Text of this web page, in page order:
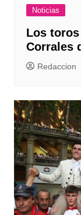
Noticias
Los
Corrales
Redaccion